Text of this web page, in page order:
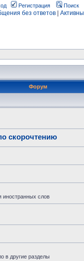
Регистрация Поиск
без ответов
Форум
скорочтению
иностранных слов
в другие разделы